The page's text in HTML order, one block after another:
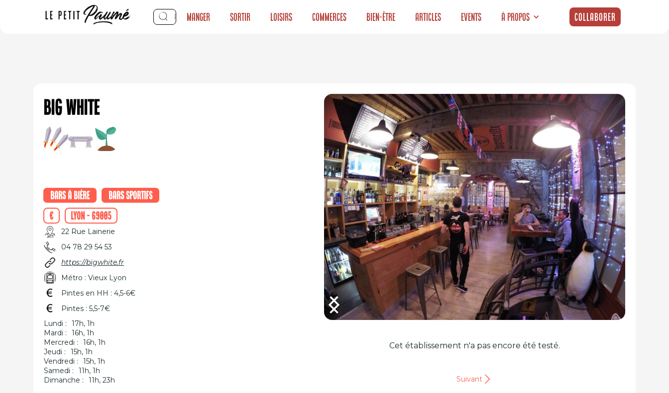
Manger Sortir Loisirs Commerces Bien-être Articles Events À propos Collaborer
Big White
Bars à bière
Bars sportifs
€
Lyon - 69005
22 Rue Lainerie
04 78 29 54 53
https://bigwhite.fr
Métro : Vieux Lyon
Pintes en HH : 4,5-6€
Pintes : 5,5-7€
Lundi :
17h, 1h
Mardi :
16h, 1h
Mercredi :
16h, 1h
Jeudi :
15h, 1h
Vendredi :
15h, 1h
Samedi :
11h, 1h
Dimanche :
11h, 23h
Cet établissement n'a pas encore été testé.
Suivant